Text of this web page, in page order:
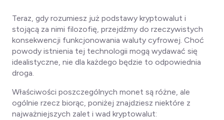
Teraz, gdy rozumiesz już podstawy kryptowalut i
stojącą za nimi filozofię, przejdźmy do rzeczywistych
konsekwencji funkcjonowania waluty cyfrowej. Choć
powody istnienia tej technologii mogą wydawać się
idealistyczne, nie dla każdego będzie to odpowiednia
droga.
Właściwości poszczególnych monet są różne, ale
ogólnie rzecz biorąc, poniżej znajdziesz niektóre z
najważniejszych zalet i wad kryptowalut: